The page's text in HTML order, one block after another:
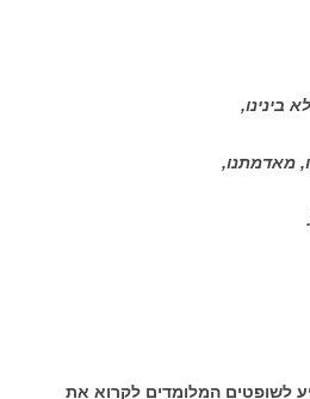
בינינו,
מאדמתנו,
לשופטים המלומדים לקרוא את